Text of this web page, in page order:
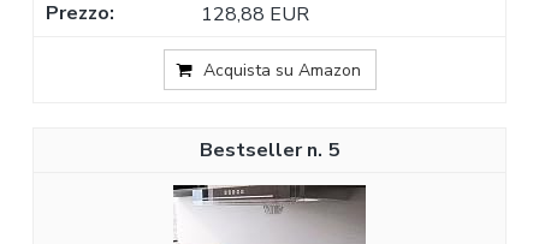
128,88 EUR
Acquista su Amazon
5